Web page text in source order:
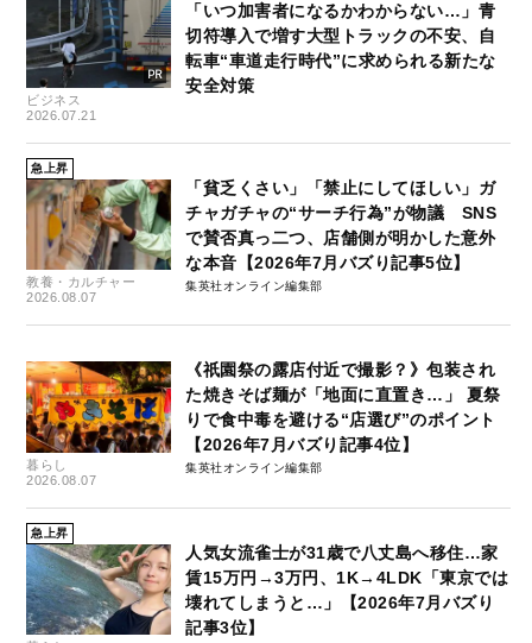
ビジネス
2026.07.21
「いつ加害者になるかわからない…」青
切符導入で増す大型トラックの不安、自
転車“車道走行時代”に求められる新たな
安全対策
急上昇
教養・カルチャー
2026.08.07
「貧乏くさい」「禁止にしてほしい」ガ
チャガチャの“サーチ行為”が物議 SNS
で賛否真っ二つ、店舗側が明かした意外
な本音【2026年7月バズり記事5位】
集英社オンライン編集部
暮らし
2026.08.07
《祇園祭の露店付近で撮影？》包装され
た焼きそば麺が「地面に直置き…」 夏祭
りで食中毒を避ける“店選び”のポイント
【2026年7月バズり記事4位】
集英社オンライン編集部
急上昇
人気女流雀士が31歳で八丈島へ移住…家
賃15万円→3万円、1K→4LDK「東京では
壊れてしまうと…」【2026年7月バズり
記事3位】